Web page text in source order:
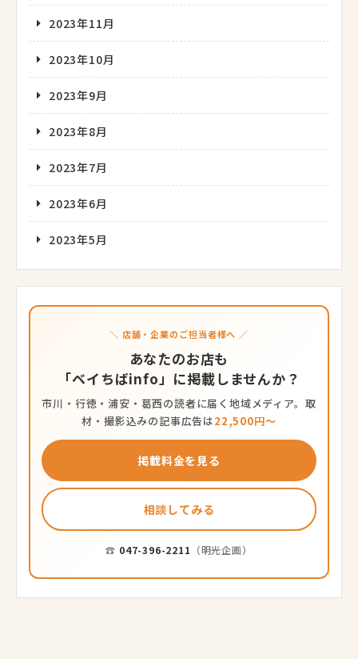
2023年11月
2023年10月
2023年9月
2023年8月
2023年7月
2023年6月
2023年5月
＼ 店舗・企業のご担当者様へ ／
あなたのお店も
「ベイちばinfo」に掲載しませんか？
市川・行徳・浦安・葛西の読者に届く地域メディア。取
材・撮影込みの記事広告は22,500円〜
掲載料金を見る
相談してみる
☎ 047-396-2211 （明光企画）